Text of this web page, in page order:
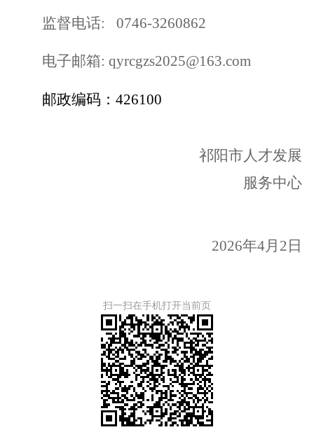
监督电话: 0746-3260862
电子邮箱: qyrcgzs2025@163.com
邮政编码： 426100
祁阳市人才发展
服务中心
2026年4月 2 日
扫一扫在手机打开当前页